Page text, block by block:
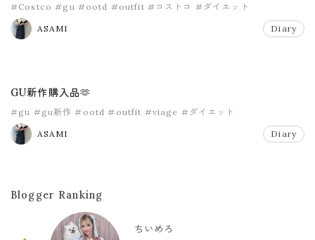
#Costco #gu #ootd #outfit #コストコ #ダイエット
ASAMI Diary
GU新作購入品🫶
#gu #gu新作 #ootd #outfit #viage #ダイエット
ASAMI Diary
Blogger Ranking
ちいめろ